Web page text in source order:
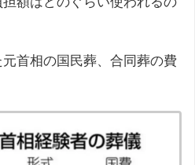
首相の国民葬、合同葬の費